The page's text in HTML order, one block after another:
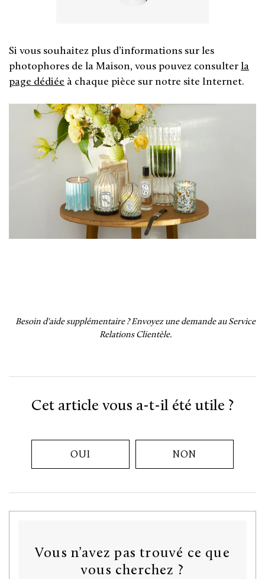
Si vous souhaitez plus d’informations sur les
photophores de la Maison, vous pouvez consulterla
page dédiée à chaque pièce sur notre site Internet.
Besoin d'aide supplémentaire ?Envoyez une demande au Service
Relations Clientèle.
Cet article vous a-t-il été utile ?
OUI NON
Vous n’avez pas trouvé ce que
vous cherchez ?